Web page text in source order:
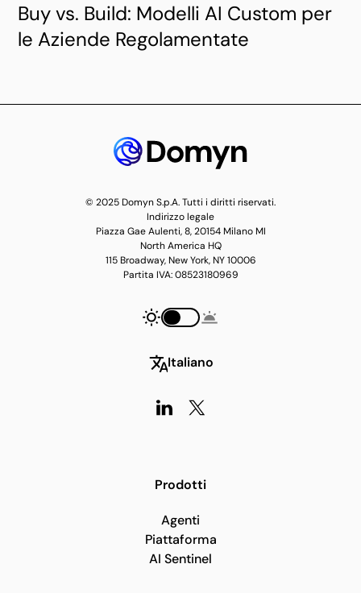
Buy vs. Build: Modelli AI Custom per
le Aziende Regolamentate
© 2025 Domyn S.p.A. Tutti i diritti riservati.
Indirizzo legale
Piazza Gae Aulenti, 8, 20154 Milano MI
North America HQ
115 Broadway, New York, NY 10006
Partita IVA: 08523180969
Italiano
Prodotti
Agenti
Piattaforma
AI Sentinel